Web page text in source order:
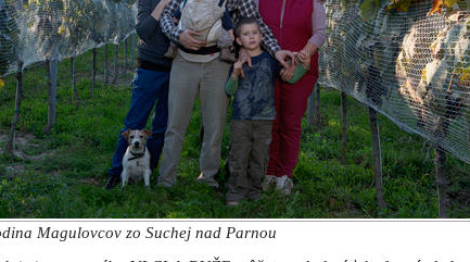
Vlčej doliny, včelára telom aj dušouRasťa Hvizdoša, aby pri našich
o včielkach a práci s nimi – samozrejme nebude chýbať ani
med,“poznamenal Vlado Magula.
možnosť povoziť sa na koníkoch, či preskúmať tajomstvá 10
štvorcových veľkého areálu farmy na objaviteľskom chodníku. A
výbornú limonádu im namiešajú Lemonade Boyz.
sa uskutočnia sprevádzané prehliadky vinárstva spojené s krátkou
vrcholom večera bude Masterclass spojená s vertikálnou